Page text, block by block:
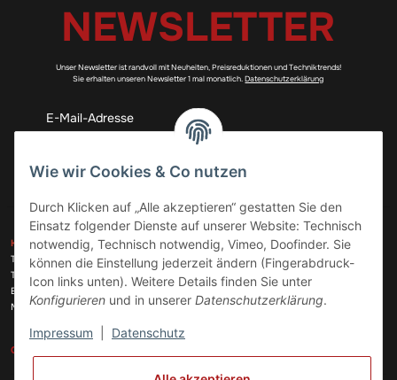
NEWSLETTER
Unser Newsletter ist randvoll mit Neuheiten, Preisreduktionen und Techniktrends!
Sie erhalten unseren Newsletter 1 mal monatlich.Datenschutzerklärung
Abonnieren
KONTAKT
Telefon:+49 (0)6074 816 08 0
Telefax:
+49 (0)6074 215 08 60
E-Mail:
info@meinhausgeraetedoc.de
Max Planck Str. 6 c, 63322 Rödermark
GESETZLICHE INFORMATIONEN
ZAHLUNGSARTEN
VERSANDARTEN
Wie wir Cookies & Co nutzen
Durch Klicken auf „Alle akzeptieren“ gestatten Sie den
Einsatz folgender Dienste auf unserer Website: Technisch
notwendig, Technisch notwendig, Vimeo, Doofinder. Sie
können die Einstellung jederzeit ändern (Fingerabdruck-
Icon links unten). Weitere Details finden Sie unter
Konfigurieren und in unserer Datenschutzerklärung.
Impressum Datenschutz